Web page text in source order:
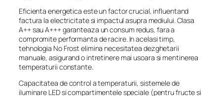
Eficienta energetica este un factor crucial, influentand
factura la electricitate si impactul asupra mediului. Clasa
A++ sau A+++ garanteaza un consum redus, fara a
compromite performanta de racire. In acelasi timp,
tehnologia No Frost elimina necesitatea dezghetarii
manuale, asigurand o intretinere mai usoara si mentinerea
temperaturii constante.
Capacitatea de control a temperaturii, sistemele de
iluminare LED si compartimentele speciale (pentru fructe si